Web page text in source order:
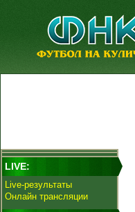
LIVE:
Live-результаты
Онлайн трансляции